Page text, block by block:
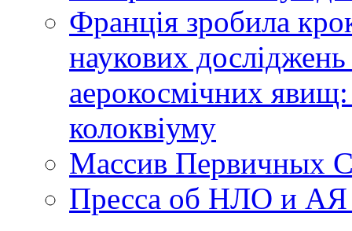
Франція зробила
наукових
аерокосмічних
колоквіуму
Массив Первичных
Пресса об НЛО и